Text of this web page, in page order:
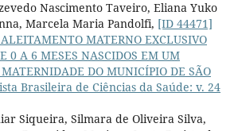
Nascimento Taveiro, Eliana Yuko
Marcela Maria Pandolfi, [ID 44471]
MATERNO EXCLUSIVO
0 A 6 MESES NASCIDOS EM UM
DO MUNICÍPIO DE SÃO
Brasileira de Ciências da Saúde: v. 24
Siqueira, Silmara de Oliveira Silva,